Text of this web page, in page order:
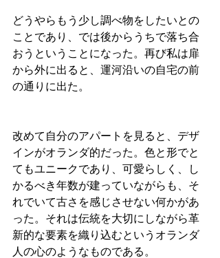
どうやらもう少し調べ物をしたいとの
ことであり、では後からうちで落ち合
おうということになった。再び私は扉
から外に出ると、運河沿いの自宅の前
の通りに出た。
改めて自分のアパートを見ると、デザ
インがオランダ的だった。色と形でと
てもユニークであり、可愛らしく、し
かるべき年数が建っていながらも、そ
れでいて古さを感じさせない何かがあ
った。それは伝統を大切にしながら革
新的な要素を織り込むというオランダ
人の心のようなものである。